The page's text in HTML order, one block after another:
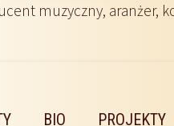
muzyczny, aranżer,
BIO
PROJEKTY